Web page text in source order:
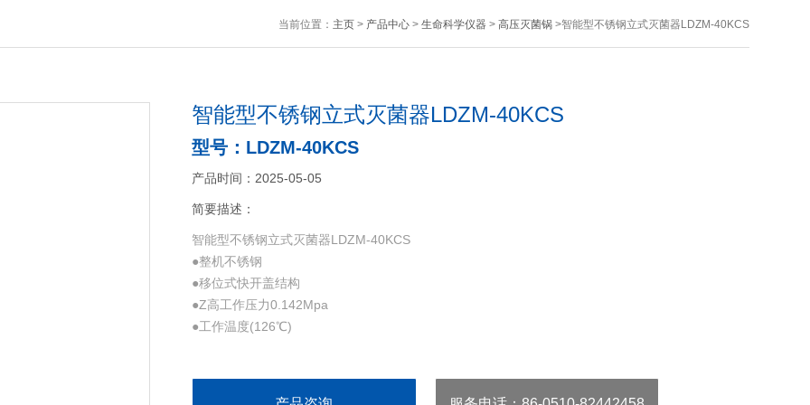
当前位置： 主页> 产品中心> 生命科学仪器 > 高压灭菌锅>智能型不锈钢立式灭菌器LDZM-40KCS
智能型不锈钢立式灭菌器LDZM-40KCS
型号：LDZM-40KCS
产品时间：2025-05-05
简要描述：
智能型不锈钢立式灭菌器LDZM-40KCS
●整机不锈钢
●移位式快开盖结构
●Z高工作压力0.142Mpa
●工作温度(126℃)